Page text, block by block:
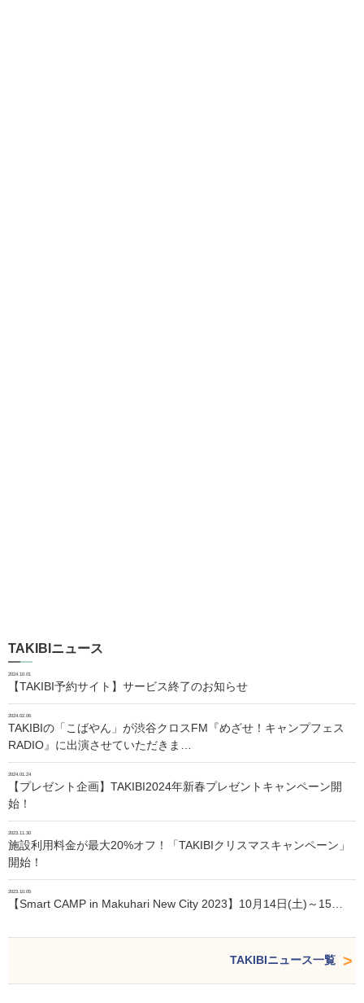
TAKIBIニュース
2024.10.01
【TAKIBI予約サイト】サービス終了のお知らせ
2024.02.06
TAKIBIの「こばやん」が渋谷クロスFM『めざせ！キャンプフェス
RADIO』に出演させていただきま…
2024.01.24
【プレゼント企画】TAKIBI2024年新春プレゼントキャンペーン開
始！
2023.11.30
施設利用料金が最大20%オフ！「TAKIBIクリスマスキャンペーン」
開始！
2023.10.05
【Smart CAMP in Makuhari New City 2023】10月14日(土)～15…
TAKIBIニュース一覧